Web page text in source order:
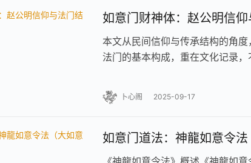
如意门财神体：赵公明信
本文从民间信仰与传承结构的角
法门的基本构成，重在文化记录，
卜心阁 2025-09-17
如意门道法：神龍如意令法